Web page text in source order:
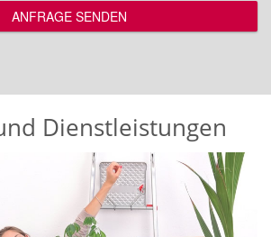
ANFRAGE SENDEN
Dienstleistungen